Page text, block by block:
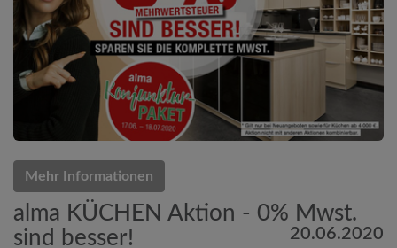
Mehr Informationen
alma KÜCHEN Aktion - 0% Mwst.
sind besser!
20.06.2020